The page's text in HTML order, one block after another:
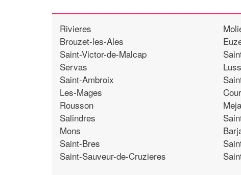
Rivieres
Brouzet-les-Ales
Saint-Victor-de-Malcap
Servas
Saint-Ambroix
Les-Mages
Rousson
Salindres
Mons
Saint-Bres
Saint-Sauveur-de-Cruzieres